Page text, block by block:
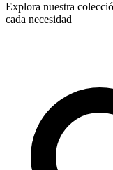
Explora nuestra
cada necesidad